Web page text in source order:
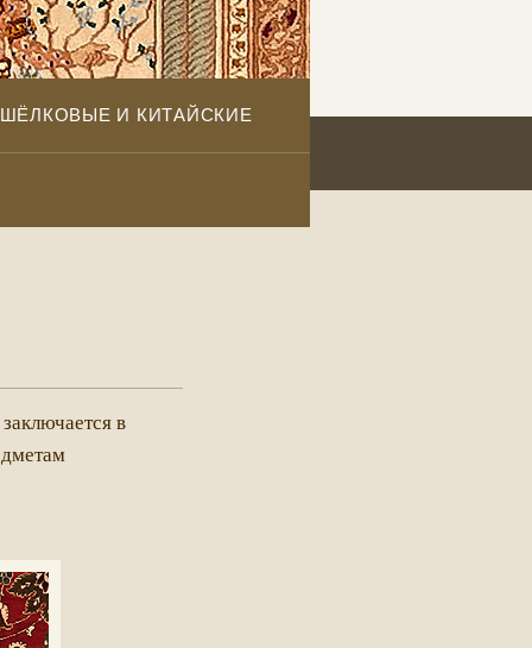
ШЁЛКОВЫЕ И КИТАЙСКИЕ
в